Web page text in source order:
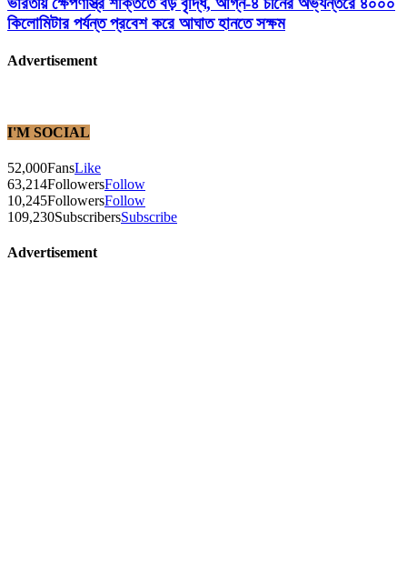
কিলোমিটার পর্যন্ত প্রবেশ করে আঘাত হানতে সক্ষম
Advertisement
I'M SOCIAL
52,000FansLike
63,214FollowersFollow
10,245FollowersFollow
109,230SubscribersSubscribe
Advertisement